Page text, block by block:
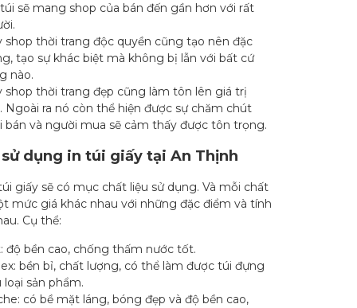
sẽ mang shop của bán đến gần hơn với rất
shop thời trang độc quyền cũng tạo nên đặc
tạo sự khác biệt mà không bị lẫn với bất cứ
nào.
shop thời trang đẹp cũng làm tôn lên giá trị
Ngoài ra nó còn thể hiện được sự chăm chút
bán và người mua sẽ cảm thấy được tôn trọng.
dụng in túi giấy tại An Thịnh
giấy sẽ có mục chất liệu sử dụng. Và mỗi chất
mức giá khác nhau với những đặc điểm và tính
Cụ thể:
độ bền cao, chống thấm nước tốt.
bền bỉ, chất lượng, có thể làm được túi đựng
loại sản phẩm.
có bề mặt láng, bóng đẹp và độ bền cao,